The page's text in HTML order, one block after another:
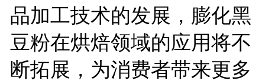
品加工技术的发展，膨化黑
豆粉在烘焙领域的应用将不
断拓展，为消费者带来更多